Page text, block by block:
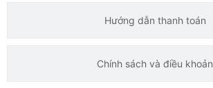
Hướng dẫn thanh toán
Chính sách và điều khoản